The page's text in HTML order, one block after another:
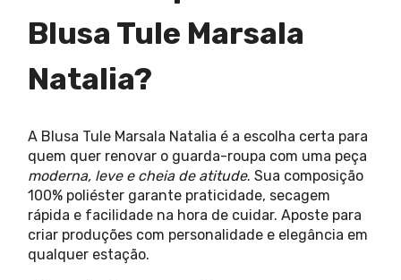
Blusa Tule Marsala
Natalia?
A Blusa Tule Marsala Natalia é a escolha certa para
quem quer renovar o guarda-roupa com uma peça
moderna, leve e cheia de atitude. Sua composição
100% poliéster garante praticidade, secagem
rápida e facilidade na hora de cuidar. Aposte para
criar produções com personalidade e elegância em
qualquer estação.